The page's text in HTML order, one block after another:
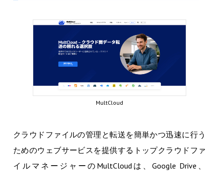
MultCloud
クラウドファイルの管理と転送を簡単かつ迅速に行う
ためのウェブサービスを提供するトップクラウドファ
イルマネージャーのMultCloudは、Google Drive、